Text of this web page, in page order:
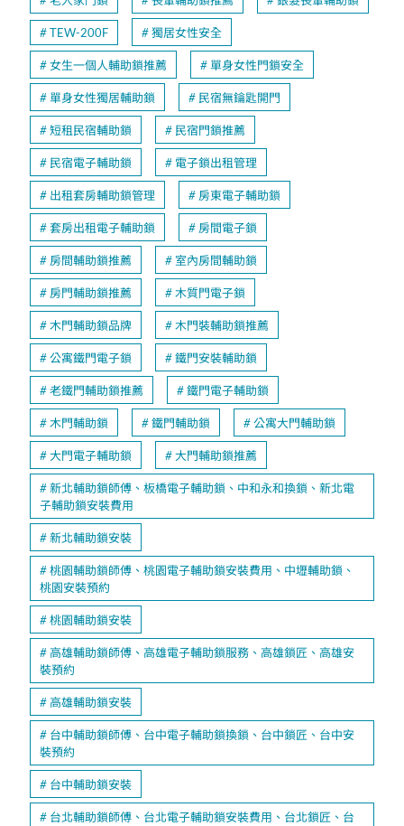
TEW-200F 獨居女性安全
女生一個人輔助鎖推薦 單身女性門鎖安全
單身女性獨居輔助鎖 民宿無鑰匙開門
短租民宿輔助鎖 民宿門鎖推薦
民宿電子輔助鎖 電子鎖出租管理
出租套房輔助鎖管理 房東電子輔助鎖
套房出租電子輔助鎖 房間電子鎖
房間輔助鎖推薦 室內房間輔助鎖
房門輔助鎖推薦 木質門電子鎖
木門輔助鎖品牌 木門裝輔助鎖推薦
公寓鐵門電子鎖 鐵門安裝輔助鎖
老鐵門輔助鎖推薦 鐵門電子輔助鎖
木門輔助鎖 鐵門輔助鎖 公寓大門輔助鎖
大門電子輔助鎖 大門輔助鎖推薦
新北輔助鎖師傅、板橋電子輔助鎖、中和永和換鎖、新北電
子輔助鎖安裝費用
新北輔助鎖安裝
桃園輔助鎖師傅、桃園電子輔助鎖安裝費用、中壢輔助鎖、
桃園安裝預約
桃園輔助鎖安裝
高雄輔助鎖師傅、高雄電子輔助鎖服務、高雄鎖匠、高雄安
裝預約
高雄輔助鎖安裝
台中輔助鎖師傅、台中電子輔助鎖換鎖、台中鎖匠、台中安
裝預約
台中輔助鎖安裝
台北輔助鎖師傅、台北電子輔助鎖安裝費用、台北鎖匠、台